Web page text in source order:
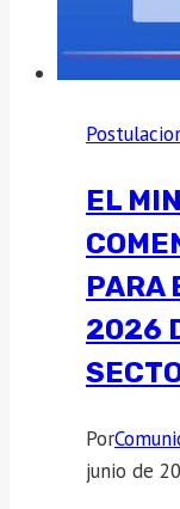
EL
PARA
2026
Por
junio de